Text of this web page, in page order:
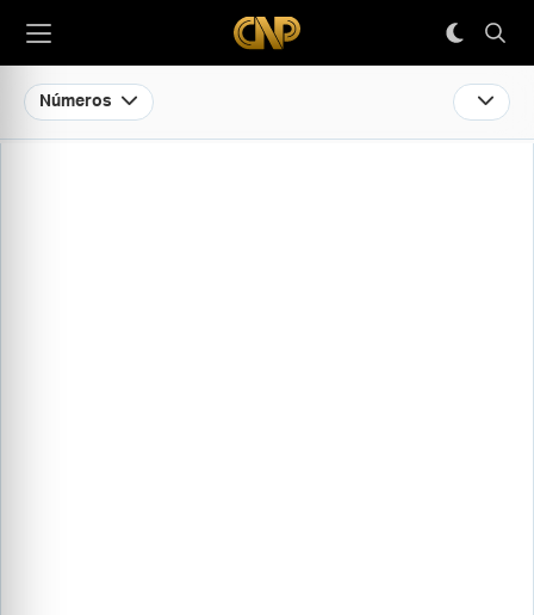
Números